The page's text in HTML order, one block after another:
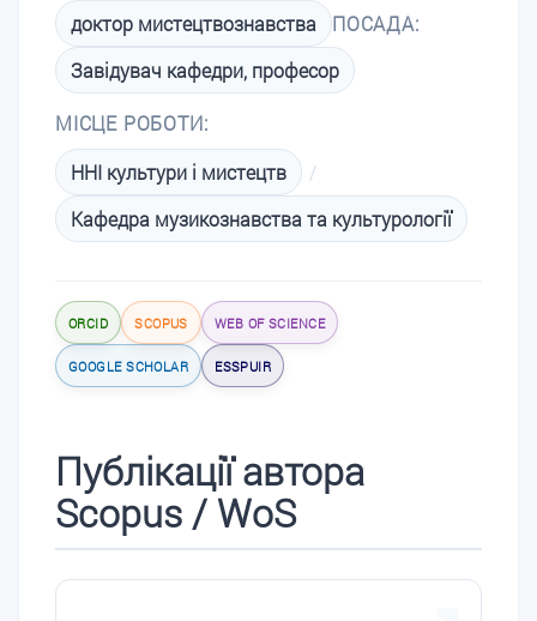
доктор мистецтвознавства
ПОСАДА:
Завідувач кафедри, професор
МІСЦЕ РОБОТИ:
ННІ культури і мистецтв
/
Кафедра музикознавства та культурології
ORCID SCOPUS WEB OF SCIENCE
GOOGLE SCHOLAR ESSPUIR
Публікації автора
Scopus / WoS